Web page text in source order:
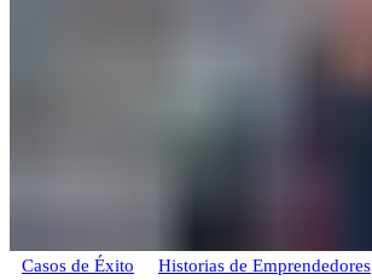
Casos de Éxito Historias de Emprendedores